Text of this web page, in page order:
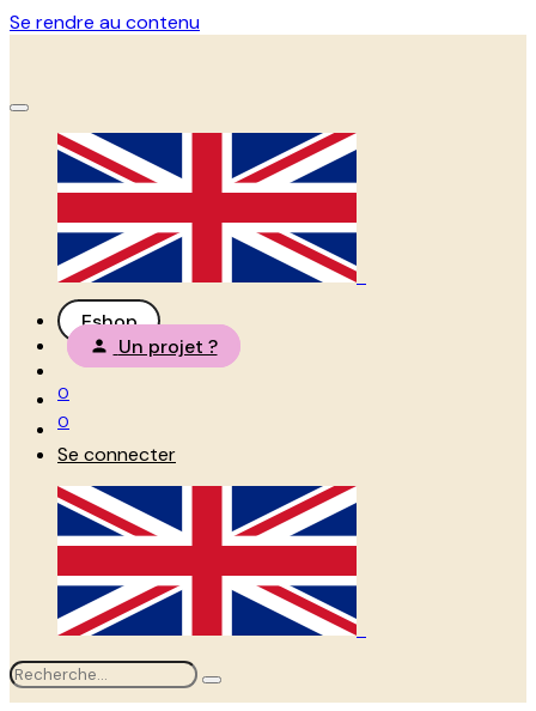
Se rendre au contenu
Un projet ?
0
Se connecter
Retour à l'e-shop